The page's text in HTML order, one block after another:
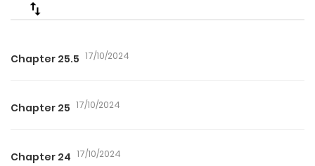
Chapter 25.5 17/10/2024
Chapter 25 17/10/2024
Chapter 24 17/10/2024